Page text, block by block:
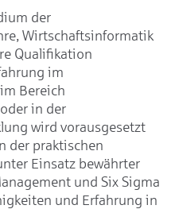
der
Wirtschaftsinformatik
Qualifikation
im
Bereich
in der
wird vorausgesetzt
der praktischen
Einsatz bewährter
und Six Sigma
und Erfahrung in